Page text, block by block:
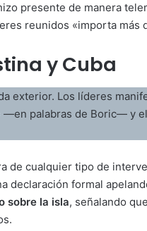
presente de manera
reunidos «importa más
y Cuba
exterior. Los líderes
—en palabras de Boric— y
de cualquier tipo de
declaración formal
sobre la isla, señalando